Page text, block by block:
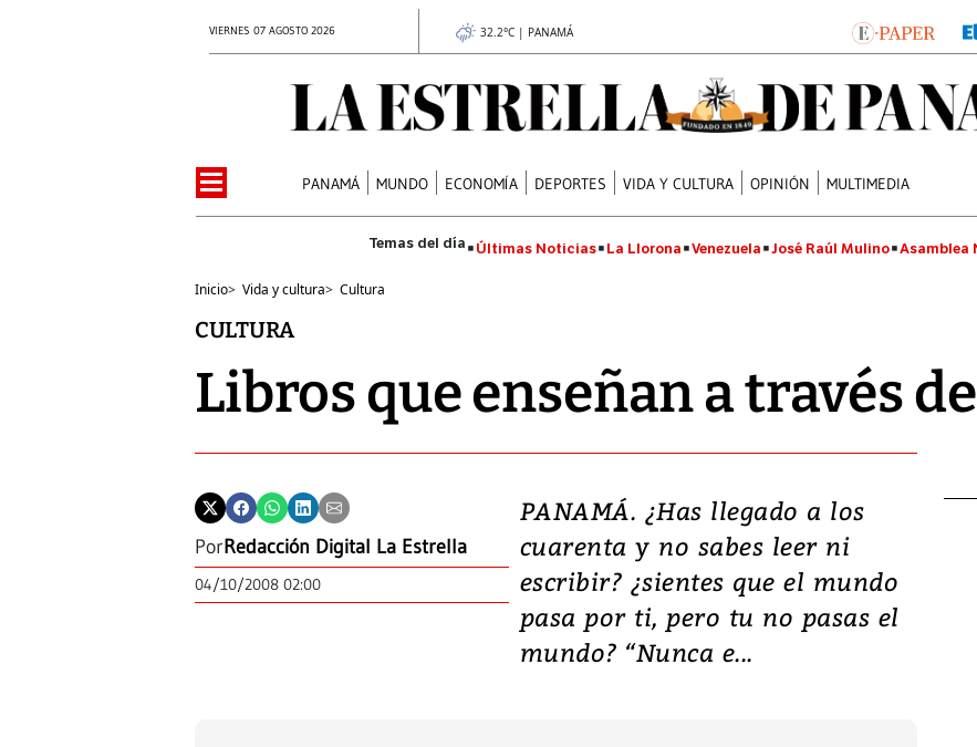
VIERNES 07 AGOSTO 2026 32.2°C | PANAMÁ
PANAMÁ MUNDO ECONOMÍA DEPORTES VIDA Y CULTURA OPINIÓN MULTIMEDIA
Últimas Noticias La Llorona Venezuela José Raúl Mulino Asamblea
Inicio> Vida y cultura> Cultura
CULTURA
Libros que enseñan a través
PorRedacción Digital La Estrella
04/10/2008 02:00
PANAMÁ. ¿Has llegado a los
cuarenta y no sabes leer ni
escribir? ¿sientes que el mundo
pasa por ti, pero tu no pasas el
mundo? “Nunca e...
Video, Japón: Terremoto
deja heridos y graves
daños en Kumamoto